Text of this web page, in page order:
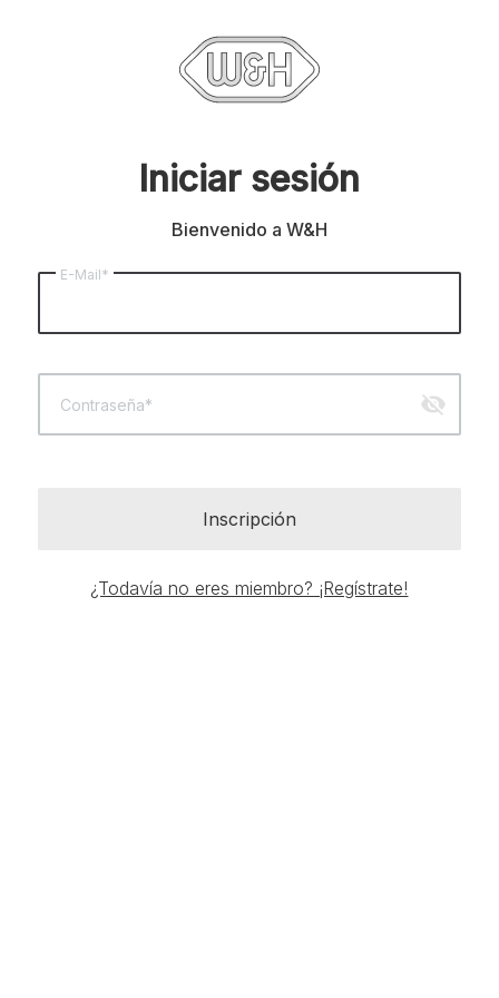
Iniciar sesión
Bienvenido a W&H
E-Mail*
Contraseña* visibility_off
Inscripción
¿Todavía no eres miembro? ¡Regístrate!